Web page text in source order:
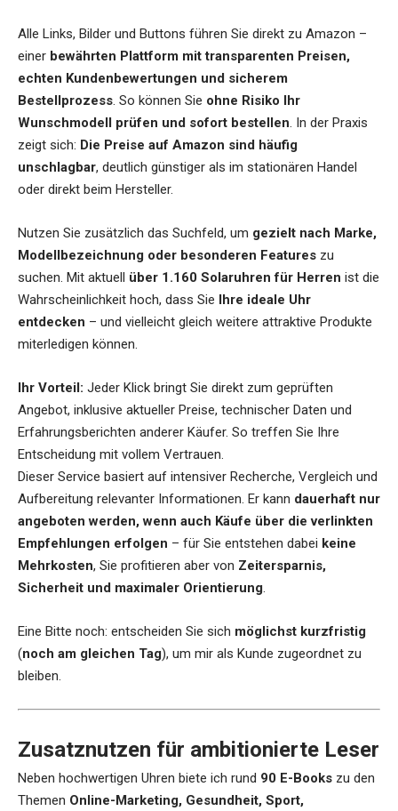
Alle Links, Bilder und Buttons führen Sie direkt zu Amazon –
einer bewährten Plattform mit transparenten Preisen,
echten Kundenbewertungen und sicherem
Bestellprozess. So können Sie ohne Risiko Ihr
Wunschmodell prüfen und sofort bestellen. In der Praxis
zeigt sich: Die Preise auf Amazon sind häufig
unschlagbar, deutlich günstiger als im stationären Handel
oder direkt beim Hersteller.
Nutzen Sie zusätzlich das Suchfeld, um gezielt nach Marke,
Modellbezeichnung oder besonderen Features zu
suchen. Mit aktuell über 1.160 Solaruhren für Herren ist die
Wahrscheinlichkeit hoch, dass Sie Ihre ideale Uhr
entdecken – und vielleicht gleich weitere attraktive Produkte
miterledigen können.
Ihr Vorteil: Jeder Klick bringt Sie direkt zum geprüften
Angebot, inklusive aktueller Preise, technischer Daten und
Erfahrungsberichten anderer Käufer. So treffen Sie Ihre
Entscheidung mit vollem Vertrauen.
Dieser Service basiert auf intensiver Recherche, Vergleich und
Aufbereitung relevanter Informationen. Er kann dauerhaft nur
angeboten werden, wenn auch Käufe über die verlinkten
Empfehlungen erfolgen – für Sie entstehen dabei keine
Mehrkosten, Sie profitieren aber von Zeitersparnis,
Sicherheit und maximaler Orientierung.
Eine Bitte noch: entscheiden Sie sich möglichst kurzfristig
(noch am gleichen Tag), um mir als Kunde zugeordnet zu
bleiben.
Zusatznutzen für ambitionierte Leser
Neben hochwertigen Uhren biete ich rund 90 E-Books zu den
Themen Online-Marketing, Gesundheit, Sport,